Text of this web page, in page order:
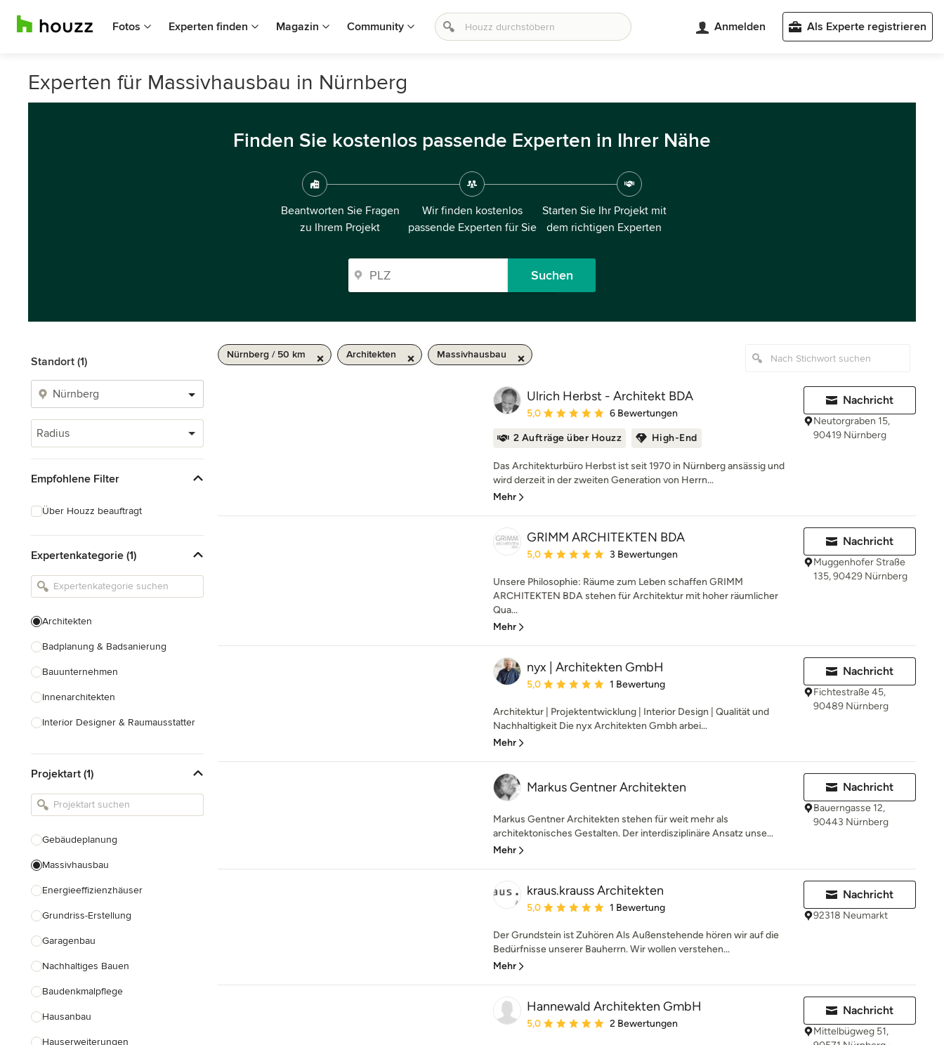
Fotos Experten finden Magazin Community Anmelden Als Experte registrieren
Experten für Massivhausbau in Nürnberg
Finden Sie kostenlos passende Experten in Ihrer Nähe
Beantworten Sie Fragen
zu Ihrem Projekt
Wir finden kostenlos
passende Experten für Sie
Starten Sie Ihr Projekt mit
dem richtigen Experten
Suchen
Standort (1)
Radius
Empfohlene Filter
Über Houzz beauftragt
Expertenkategorie (1)
Architekten
Badplanung & Badsanierung
Bauunternehmen
Innenarchitekten
Interior Designer & Raumausstatter
Landschaftsarchitekten
Armaturen & Sanitärbedarf
Einbauschränke
Projektart (1)
Gebäudeplanung
Massivhausbau
Energieeffizienzhäuser
Grundriss-Erstellung
Garagenbau
Nachhaltiges Bauen
Baudenkmalpflege
Hausanbau
Hauserweiterungen
Nürnberg / 50 km Architekten Massivhausbau
Ulrich Herbst - Architekt BDA
Durchschnittliche Bewertung: 5 von 5 Sternen
5,0 6 Bewertungen
2 Aufträge über Houzz High-End
Das Architekturbüro Herbst ist seit 1970 in Nürnberg ansässig und
wird derzeit in der zweiten Generation von Herrn...
Mehr
Nachricht
Neutorgraben 15,
90419 Nürnberg
GRIMM ARCHITEKTEN BDA
Durchschnittliche Bewertung: 5 von 5 Sternen
5,0 3 Bewertungen
Unsere Philosophie: Räume zum Leben schaffen GRIMM
ARCHITEKTEN BDA stehen für Architektur mit hoher räumlicher
Qua...
Mehr
Nachricht
Muggenhofer Straße
135, 90429 Nürnberg
nyx | Architekten GmbH
Durchschnittliche Bewertung: 5 von 5 Sternen
5,0 1 Bewertung
Architektur | Projektentwicklung | Interior Design | Qualität und
Nachhaltigkeit Die nyx Architekten Gmbh arbei...
Mehr
Nachricht
Fichtestraße 45,
90489 Nürnberg
Markus Gentner Architekten
Markus Gentner Architekten stehen für weit mehr als
architektonisches Gestalten. Der interdisziplinäre Ansatz unse...
Mehr
Nachricht
Bauerngasse 12,
90443 Nürnberg
kraus.krauss Architekten
Durchschnittliche Bewertung: 5 von 5 Sternen
5,0 1 Bewertung
Der Grundstein ist Zuhören Als Außenstehende hören wir auf die
Bedürfnisse unserer Bauherrn. Wir wollen verstehen...
Mehr
Nachricht
92318 Neumarkt
Hannewald Architekten GmbH
Durchschnittliche Bewertung: 5 von 5 Sternen
5,0 2 Bewertungen
Nachricht
Mittelbügweg 51,